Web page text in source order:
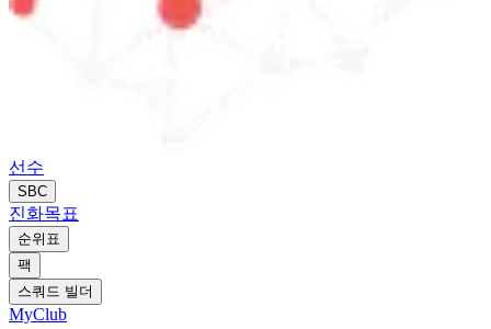
선수
SBC
진화목표
순위표
팩
스쿼드 빌더
MyClub